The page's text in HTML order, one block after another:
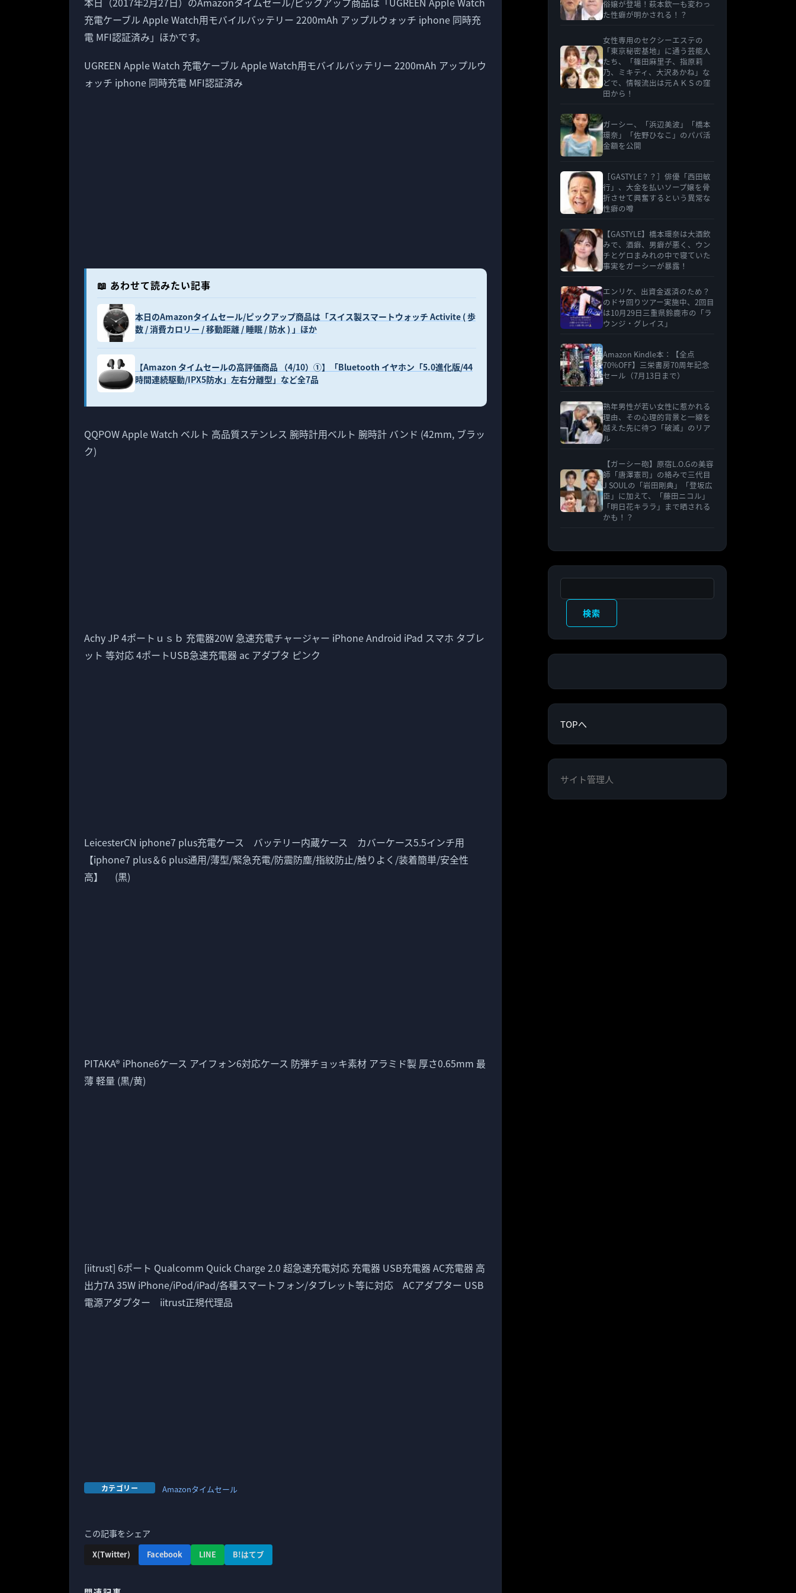
充電ケーブル Apple Watch用モバイルバッテリー 2200mAh アップルウォッチ iphone 同時充
電 MFI認証済み」ほかです。
UGREEN Apple Watch 充電ケーブル Apple Watch用モバイルバッテリー 2200mAh アップルウ
ォッチ iphone 同時充電 MFI認証済み
📖 あわせて読みたい記事
本日のAmazonタイムセール/ピックアップ商品は「スイス製スマートウォッチ Activite ( 歩
数 / 消費カロリー / 移動距離 / 睡眠 / 防水 ) 」ほか
【Amazon タイムセールの高評価商品 （4/10）①】「Bluetooth イヤホン「5.0進化版/44
時間連続駆動/IPX5防水」左右分離型」など全7品
QQPOW Apple Watch ベルト 高品質ステンレス 腕時計用ベルト 腕時計 バンド (42mm, ブラッ
ク)
Achy JP 4ポートｕｓｂ 充電器20W 急速充電チャージャー iPhone Android iPad スマホ タブレ
ット 等対応 4ポートUSB急速充電器 ac アダプタ ピンク
LeicesterCN iphone7 plus充電ケース バッテリー内蔵ケース カバーケース5.5インチ用
【iphone7 plus＆6 plus通用/薄型/緊急充電/防震防塵/指紋防止/触りよく/装着簡単/安全性
高】 (黒)
PITAKA® iPhone6ケース アイフォン6対応ケース 防弾チョッキ素材 アラミド製 厚さ0.65mm 最
薄 軽量 (黒/黄)
[iitrust] 6ポート Qualcomm Quick Charge 2.0 超急速充電対応 充電器 USB充電器 AC充電器 高
出力7A 35W iPhone/iPod/iPad/各種スマートフォン/タブレット等に対応 ACアダプター USB
電源アダプター iitrust正規代理品
カテゴリー Amazonタイムセール
この記事をシェア
X(Twitter) Facebook LINE B!はてブ
俗嬢が登場！萩本欽一も変わっ
た性癖が明かされる！？
女性専用のセクシーエステの
「東京秘密基地」に通う芸能人
たち、「篠田麻里子、指原莉
乃、ミキティ、大沢あかね」な
どで、情報流出は元ＡＫＳの窪
田から！
ガーシー、「浜辺美波」「橋本
環奈」「佐野ひなこ」のパパ活
金額を公開
［GASTYLE？？］俳優「西田敏
行」、大金を払いソープ嬢を骨
折させて興奮するという異常な
性癖の噂
【GASTYLE】橋本環奈は大酒飲
みで、酒癖、男癖が悪く、ウン
チとゲロまみれの中で寝ていた
事実をガーシーが暴露！
エンリケ、出資金返済のため？
のドサ回りツアー実施中、2回目
は10月29日三重県鈴鹿市の「ラ
ウンジ・グレイス」
Amazon Kindle本：【全点
70%OFF】三栄書房70周年記念
セール（7月13日まで）
熟年男性が若い女性に惹かれる
理由、その心理的背景と一線を
越えた先に待つ「破滅」のリア
ル
【ガーシー砲】原宿L.O.Gの美容
師「唐澤憲司」の絡みで三代目
J SOULの「岩田剛典」「登坂広
臣」に加えて、「藤田ニコル」
「明日花キララ」まで晒される
かも！？
検索
TOPへ
サイト管理人